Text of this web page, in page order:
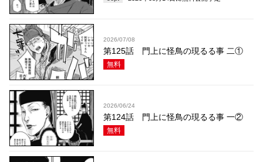
2026/07/08
第125話 門上に怪鳥の現るる事 二①
無料
2026/06/24
第124話 門上に怪鳥の現るる事 一②
無料